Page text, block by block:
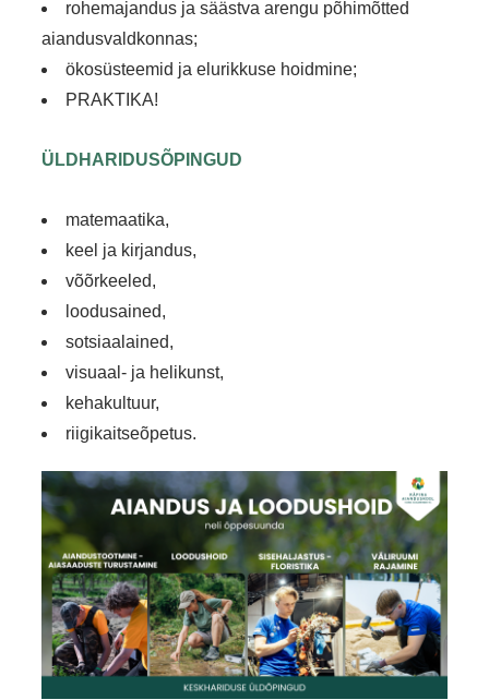
rohemajandus ja säästva arengu põhimõtted
aiandusvaldkonnas;
ökosüsteemid ja elurikkuse hoidmine;
PRAKTIKA!
ÜLDHARIDUSÕPINGUD
matemaatika,
keel ja kirjandus,
võõrkeeled,
loodusained,
sotsiaalained,
visuaal- ja helikunst,
kehakultuur,
riigikaitseõpetus.